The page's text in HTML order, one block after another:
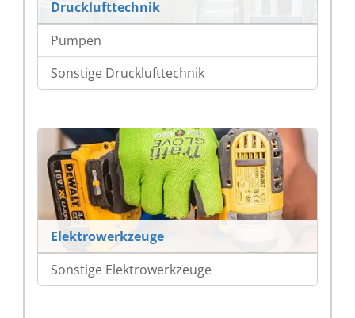
Drucklufttechnik
Pumpen
Sonstige Drucklufttechnik
Elektrowerkzeuge
Sonstige Elektrowerkzeuge